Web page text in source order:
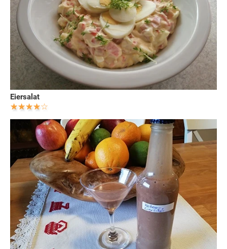
Eiersalat